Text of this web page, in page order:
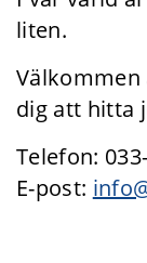
liten.
dig att hitta
Telefon:
E-post: